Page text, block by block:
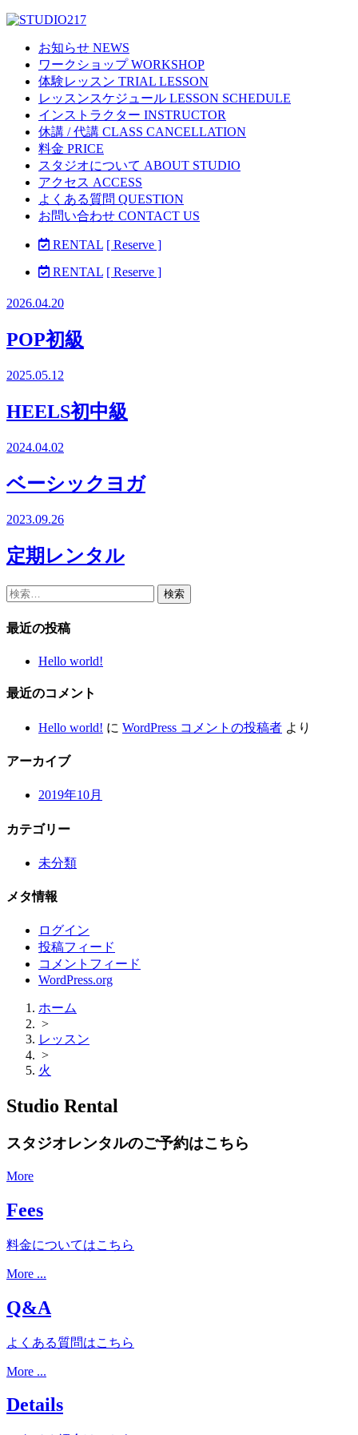
お知らせ NEWS
ワークショップ WORKSHOP
体験レッスン TRIAL LESSON
レッスンスケジュール LESSON SCHEDULE
インストラクター INSTRUCTOR
休講 / 代講 CLASS CANCELLATION
料金 PRICE
スタジオについて ABOUT STUDIO
アクセス ACCESS
よくある質問 QUESTION
お問い合わせ CONTACT US
RENTAL [ Reserve ]
RENTAL [ Reserve ]
2026.04.20
POP初級
2025.05.12
HEELS初中級
2024.04.02
ベーシックヨガ
2023.09.26
定期レンタル
検
最近の投稿
Hello world!
最近のコメント
Hello world! に WordPress コメントの投稿者 より
アーカイブ
2019年10月
カテゴリー
未分類
メタ情報
ログイン
投稿フィード
コメントフィード
WordPress.org
ホーム
>
レッスン
>
火
Studio Rental
スタジオレンタルのご予約はこちら
More
Fees
料金についてはこちら
More ...
Q&A
よくある質問はこちら
More ...
Details